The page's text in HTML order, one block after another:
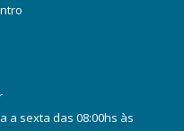
a sexta das 08:00hs às